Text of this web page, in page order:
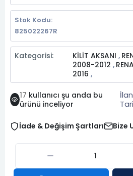
Stok Kodu:
825022267R
Kategorisi: KİLİT AKSANI ,
2008-2012 ,
2016 ,
17 kullanıcı şu anda bu
ürünü inceliyor
İade & Değişim Şartları Bize